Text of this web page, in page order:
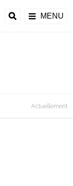
MENU
Actuellement